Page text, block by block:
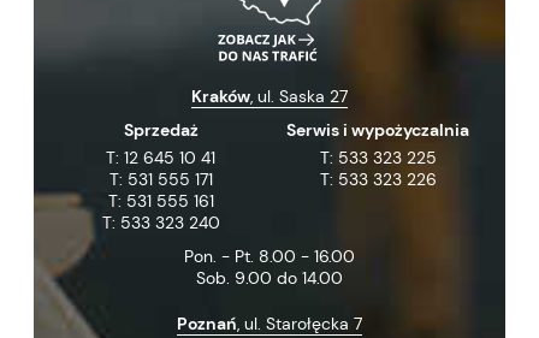
Kraków, ul. Saska 27
Sprzedaż
T:12 645 10 41
T: 531 555 171
T: 531 555 161
T: 533 323 240
Serwis i wypożyczalnia
T: 533 323 225
T: 533 323 226
Pon. - Pt. 8.00 - 16.00
Sob. 9.00 do 14.00
Poznań, ul. Starołęcka 7